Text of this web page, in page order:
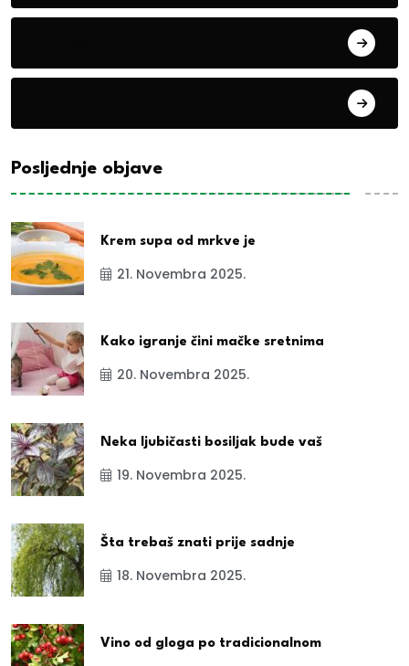
Posljednje objave
Krem supa od mrkve je
21. Novembra 2025.
Kako igranje čini mačke sretnima
20. Novembra 2025.
Neka ljubičasti bosiljak bude vaš
19. Novembra 2025.
Šta trebaš znati prije sadnje
18. Novembra 2025.
Vino od gloga po tradicionalnom